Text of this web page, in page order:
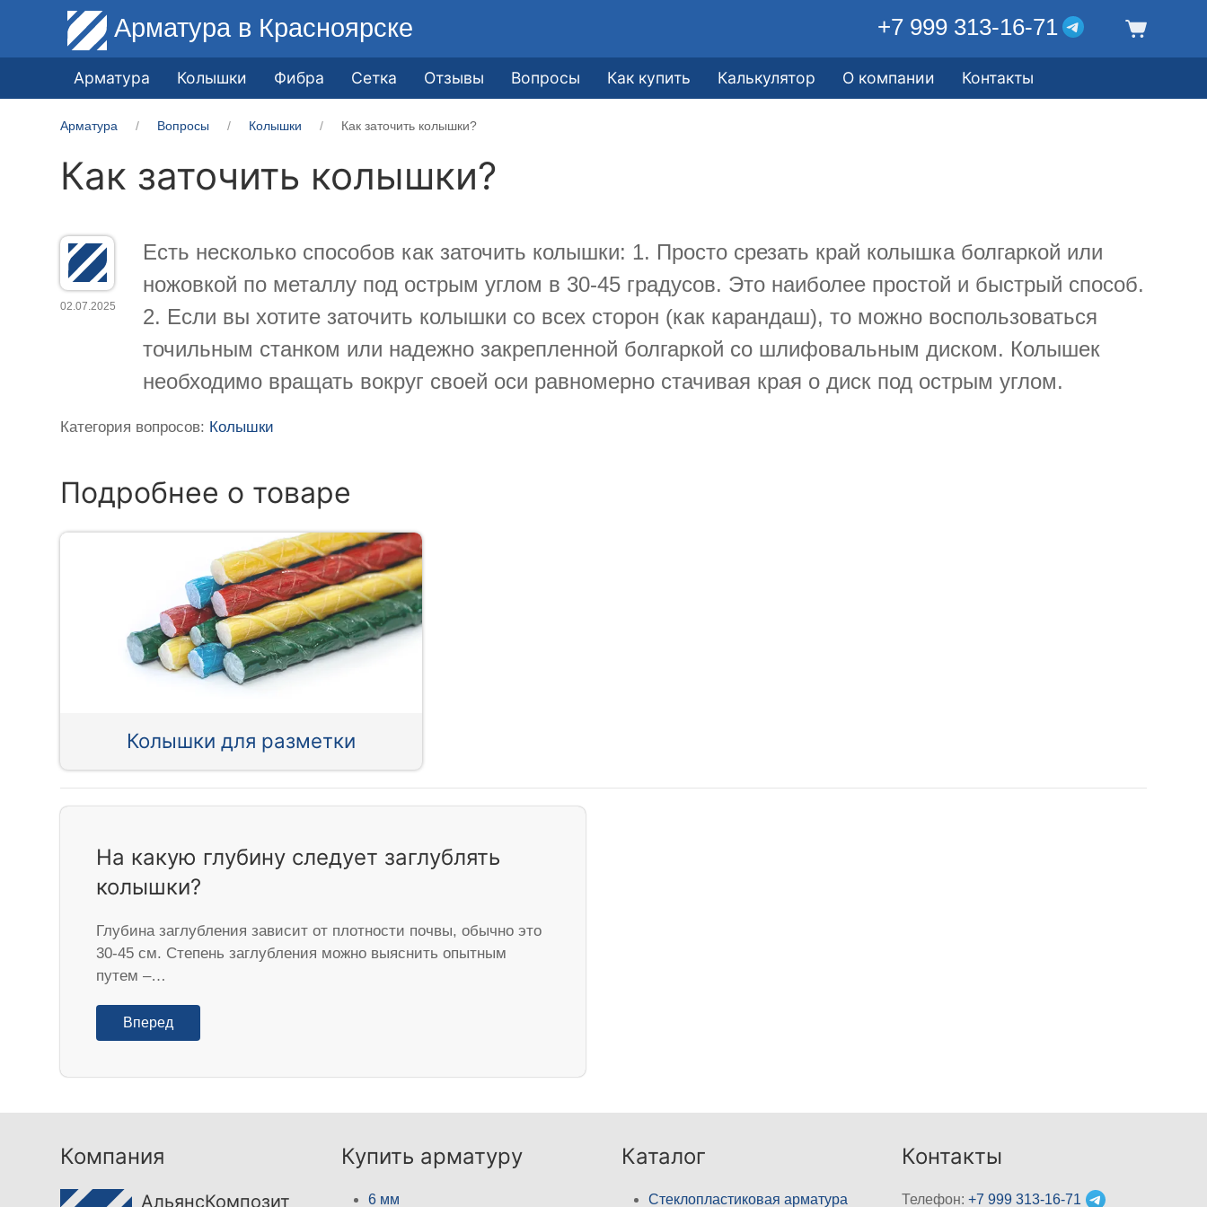
Арматура в Красноярске +7 999 313-16-71
Арматура Колышки Фибра Сетка Отзывы Вопросы Как купить Калькулятор О компании Контакты
Арматура Вопросы Колышки Как заточить колышки?
Как заточить колышки?
02.07.2025
Есть несколько способов как заточить колышки: 1. Просто срезать край колышка болгаркой или
ножовкой по металлу под острым углом в 30-45 градусов. Это наиболее простой и быстрый способ.
2. Если вы хотите заточить колышки со всех сторон (как карандаш), то можно воспользоваться
точильным станком или надежно закрепленной болгаркой со шлифовальным диском. Колышек
необходимо вращать вокруг своей оси равномерно стачивая края о диск под острым углом.
Категория вопросов: Колышки
Подробнее о товаре
Колышки для разметки
На какую глубину следует заглублять
колышки?
Глубина заглубления зависит от плотности почвы, обычно это
30-45 см. Степень заглубления можно выяснить опытным
путем –…
Вперед
Компания
АльянсКомпозит
Купить арматуру
6 мм
Каталог
Стеклопластиковая арматура
Контакты
Телефон:+7 999 313-16-71